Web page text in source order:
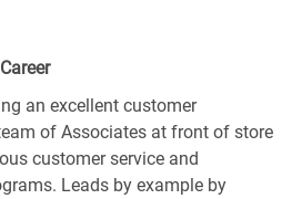
an excellent customer
of Associates at front of store
customer service and
Leads by example by